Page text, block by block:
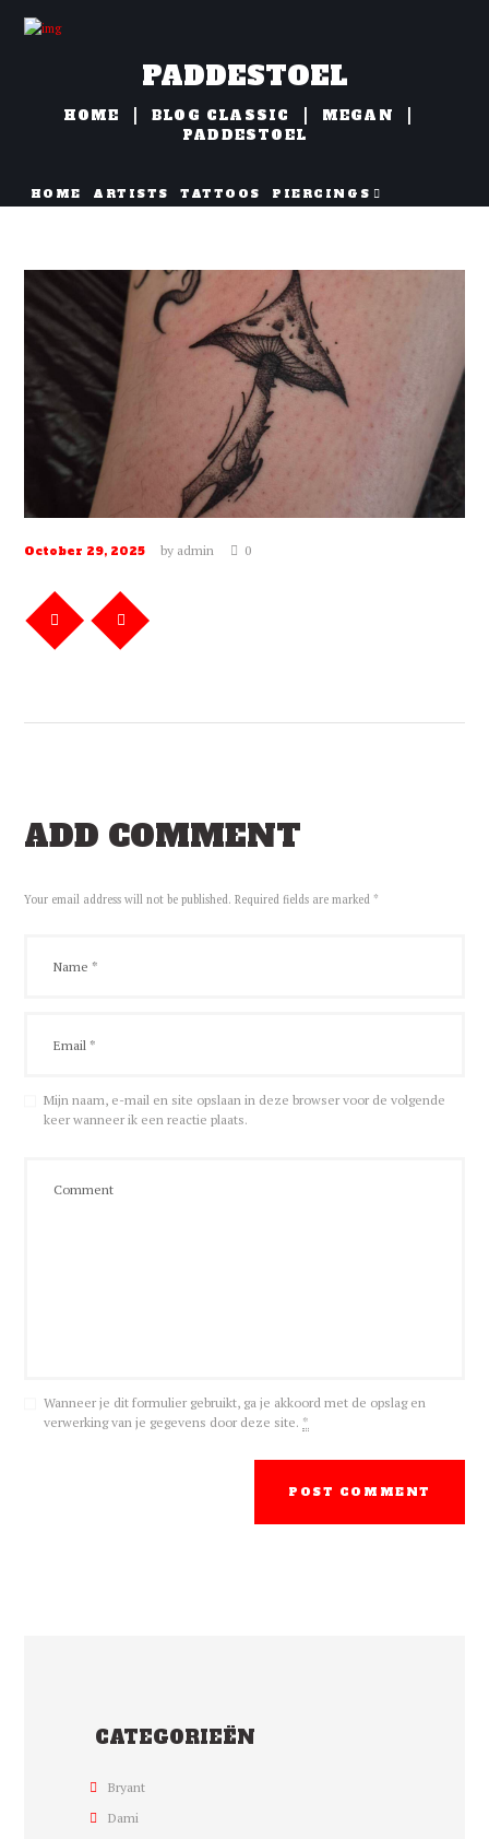
HOME ARTISTS TATTOOS
PIERCINGS
PADDESTOEL
HOME BLOG CLASSIC
MEGAN
PADDESTOEL
October 29, 2025 by admin 0
ADD COMMENT
Your email address will not be published. Required fields are marked *
Mijn naam, e-mail en site opslaan in deze browser voor de volgende
keer wanneer ik een reactie plaats.
Wanneer je dit formulier gebruikt, ga je akkoord met de opslag en
verwerking van je gegevens door deze site. *
CATEGORIEËN
Bryant
Dami